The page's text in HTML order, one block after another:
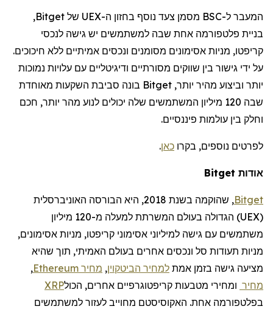
המעבר ל-BSC מסמן צעד נוסף בחזון ה-UEX של Bitget,
בניית פלטפורמה אחת שבה למשתמשים יש גישה לנכסי
קריפטו, מניות אסימונים מסומנים ונכסים אמיתיים ללא חיכוכים.
על ידי גישור בין שווקים מסורתיים ודיגיטליים עם עלויות נמוכות
יותר וביצוע מהיר יותר, Bitget בונה סביבת
השקעות מאוחדת
שבה 120 מיליון המשתמשים שלה יכולים לנוע מהר יותר, חכם
וחלק בין עולמות פיננסיים.
לפרטים נוספים, בקרו כאן.
אודות Bitget
Bitget
, שהוקמה
בשנת 2018, היא הבורסה האוניברסלית
(
UEX
) הגדולה בעולם המשרתת למעלה מ-120
מיליון
משתמשים עם גישה למיליוני אסימוני קריפטו, מניות אסימונים,
מניות תעודות סל ונכסים אחרים בעולם האמיתי, תוך שהיא
מציעה גישה בזמן אמת למחיר הביטקוין, מחיר Ethereum
,
מחיר
XRPומחירי מטבעות קריפטוגרפיים אחרים, הכול
בפלטפורמה אחת. האקוסיסטם מחוייב לעזור למשתמשים